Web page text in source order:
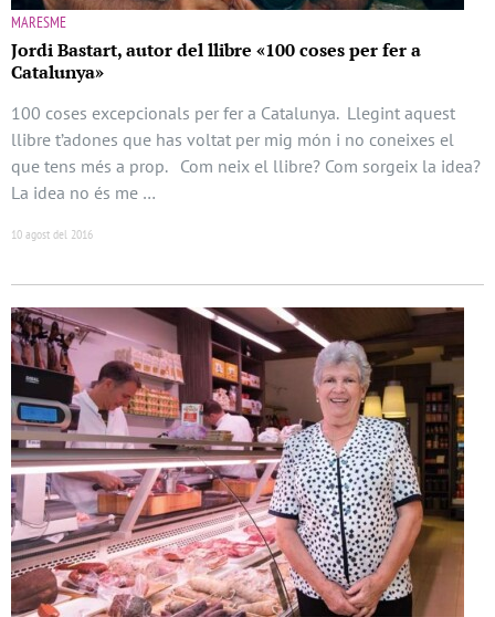
MARESME
Jordi Bastart, autor del llibre «100 coses per fer a
Catalunya»
100 coses excepcionals per fer a Catalunya. Llegint aquest
llibre t’adones que has voltat per mig món i no coneixes el
que tens més a prop. Com neix el llibre? Com sorgeix la idea?
La idea no és me …
10 agost del 2016